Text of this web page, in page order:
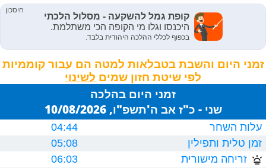
זמני היום והשבת בטבלאות למטה הם עבור קוממיות
לפי שיטת חזון שמים
זמני היום בהלכה
שני - כ"ז אב ה'תשפ"ו, 10/08/2026
עלות השחר
04:44
זמן טלית ותפילין
05:08
זריחה מישורית
06:03